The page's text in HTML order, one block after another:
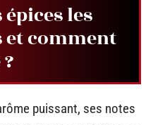
les
comment
puissant, ses notes